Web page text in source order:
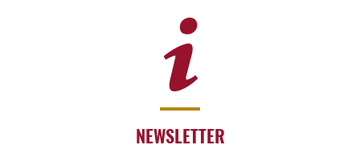
NEWSLETTER